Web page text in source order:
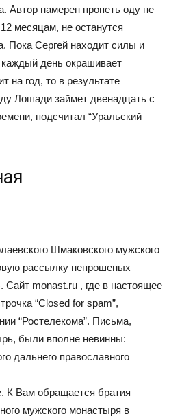
Автор намерен пропеть оду не
месяцам, не останутся
Пока Сергей находит силы и
день окрашивает
на год, то в результате
Лошади займет двенадцать с
подсчитал “Уральский
Шмаковского мужского
рассылку непрошеных
Сайт monast.ru , где в настоящее
“Closed for spam”,
“Ростелекома”. Письма,
были вполне невинны:
дальнего православного
К Вам обращается братия
мужского монастыря в